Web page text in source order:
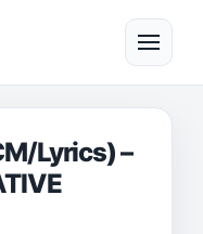
메뉴
Lyrics) –